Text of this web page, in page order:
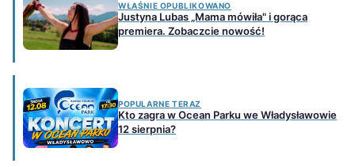
WŁAŚNIE OPUBLIKOWANO
Justyna Lubas „Mama mówiła" i gorąca
premiera. Zobaczcie nowość!
POPULARNE TERAZ
Kto zagra w Ocean Parku we Władysławowie
12 sierpnia?